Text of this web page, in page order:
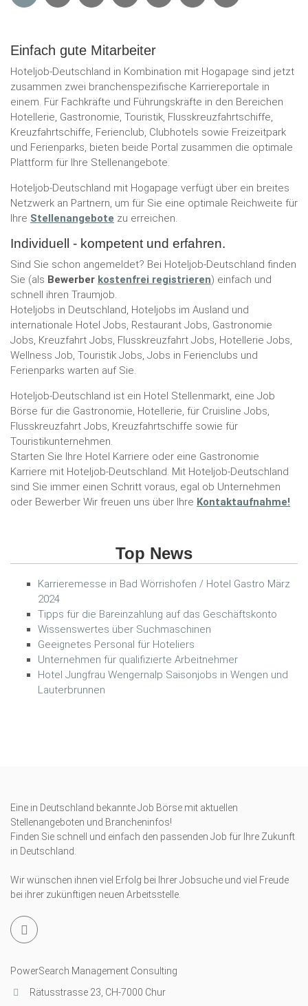
Einfach gute Mitarbeiter
Hoteljob-Deutschland in Kombination mit Hogapage sind jetzt
zusammen zwei branchenspezifische Karriereportale in
einem. Für Fachkräfte und Führungskräfte in den Bereichen
Hotellerie, Gastronomie, Touristik, Flusskreuzfahrtschiffe,
Kreuzfahrtschiffe, Ferienclub, Clubhotels sowie Freizeitpark
und Ferienparks, bieten beide Portal zusammen die optimale
Plattform für Ihre Stellenangebote.
Hoteljob-Deutschland mit Hogapage verfügt über ein breites
Netzwerk an Partnern, um für Sie eine optimale Reichweite für
Ihre Stellenangebote zu erreichen.
Individuell - kompetent und erfahren.
Sind Sie schon angemeldet? Bei Hoteljob-Deutschland finden
Sie (als Bewerber kostenfrei registrieren) einfach und
schnell ihren Traumjob.
Hoteljobs in Deutschland, Hoteljobs im Ausland und
internationale Hotel Jobs, Restaurant Jobs, Gastronomie
Jobs, Kreuzfahrt Jobs, Flusskreuzfahrt Jobs, Hotellerie Jobs,
Wellness Job, Touristik Jobs, Jobs in Ferienclubs und
Ferienparks warten auf Sie.
Hoteljob-Deutschland ist ein Hotel Stellenmarkt, eine Job
Börse für die Gastronomie, Hotellerie, für Cruisline Jobs,
Flusskreuzfahrt Jobs, Kreuzfahrtschiffe sowie für
Touristikunternehmen.
Starten Sie Ihre Hotel Karriere oder eine Gastronomie
Karriere mit Hoteljob-Deutschland. Mit Hoteljob-Deutschland
sind Sie immer einen Schritt voraus, egal ob Unternehmen
oder Bewerber Wir freuen uns über Ihre Kontaktaufnahme!
Top News
Karrieremesse in Bad Wörrishofen / Hotel Gastro März
2024
Tipps für die Bareinzahlung auf das Geschäftskonto
Wissenswertes über Suchmaschinen
Geeignetes Personal für Hoteliers
Unternehmen für qualifizierte Arbeitnehmer
Hotel Jungfrau Wengernalp Saisonjobs in Wengen und
Lauterbrunnen
Eine in Deutschland bekannte Job Börse mit aktuellen
Stellenangeboten und Brancheninfos!
Finden Sie schnell und einfach den passenden Job für Ihre Zukunft
in Deutschland.
Wir wünschen ihnen viel Erfolg bei Ihrer Jobsuche und viel Freude
bei ihrer zukünftigen neuen Arbeitsstelle.
PowerSearch Management Consulting
Rätusstrasse 23, CH-7000 Chur